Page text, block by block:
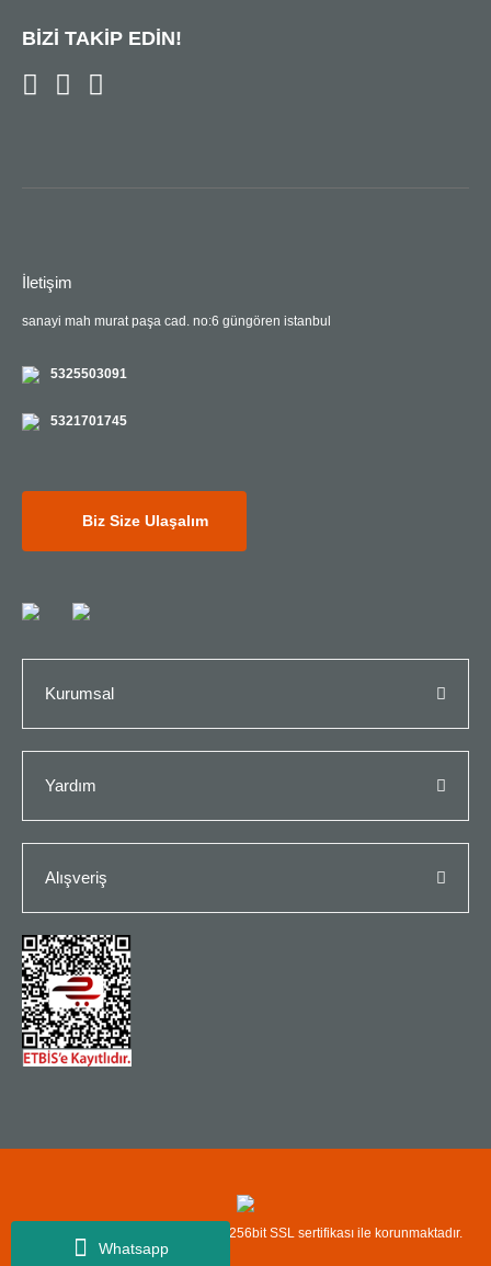
Whatsapp
BİZİ TAKİP EDİN!
İletişim
sanayi mah murat paşa cad. no:6 güngören istanbul
5325503091
5321701745
Biz Size Ulaşalım
Kurumsal
Yardım
Alışveriş
Copyright© Kredi kartı bilgileriniz 256bit SSL sertifikası ile korunmaktadır.